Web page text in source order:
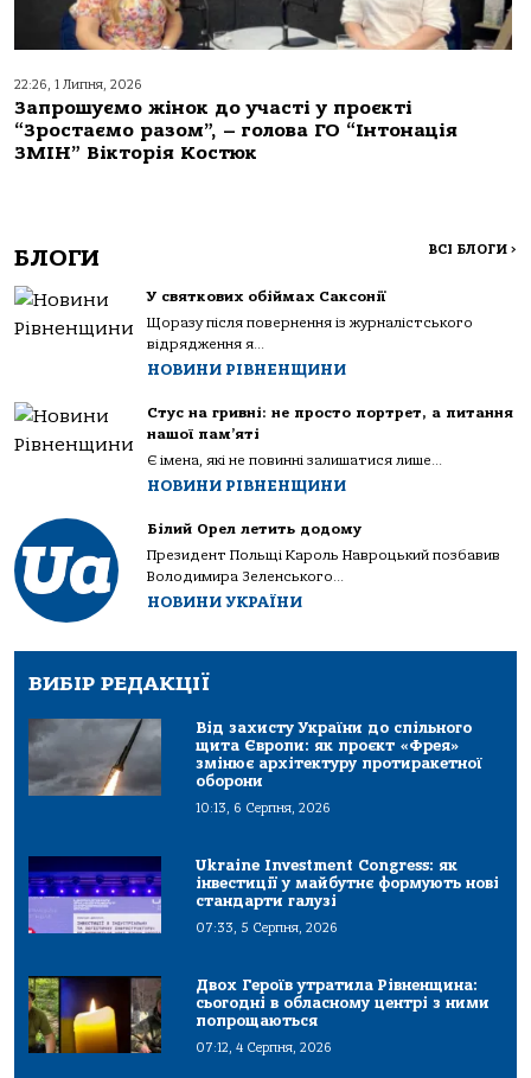
22:26, 1 Липня, 2026
Запрошуємо жінок до участі у проєкті
“Зростаємо разом”, – голова ГО “Інтонація
ЗМІН” Вікторія Костюк
БЛОГИ ВСІ БЛОГИ >
У святкових обіймах Саксонії
Щоразу після повернення із журналістського
відрядження я...
НОВИНИ РІВНЕНЩИНИ
Стус на гривні: не просто портрет, а питання
нашої пам’яті
Є імена, які не повинні залишатися лише...
НОВИНИ РІВНЕНЩИНИ
Білий Орел летить додому
Президент Польщі Кароль Навроцький позбавив
Володимира Зеленського...
НОВИНИ УКРАЇНИ
ВИБІР РЕДАКЦІЇ
Від захисту України до спільного
щита Європи: як проєкт «Фрея»
змінює архітектуру протиракетної
оборони
10:13, 6 Серпня, 2026
Ukraine Investment Congress: як
інвестиції у майбутнє формують нові
стандарти галузі
07:33, 5 Серпня, 2026
Двох Героїв утратила Рівненщина:
сьогодні в обласному центрі з ними
попрощаються
07:12, 4 Серпня, 2026